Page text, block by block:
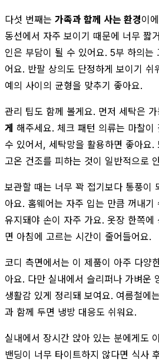
다섯 번째는 가족과 함께 사는 환경이
동선에서 자주 보이기 때문에 너무 짧
인은 부담이 될 수 있어요. 5부 하의는
어요. 반팔 상의도 단정하게 보이기
예의 사이의 균형을 맞추기 좋아요.
관리 팁도 함께 볼게요. 먼저 세탁은 가
게 해주세요. 체크 패턴 의류는 마찰이
수 있어서, 세탁망을 활용하면 좋아요
고온 건조를 피하는 것이 일반적으로
보관할 때는 너무 꽉 접기보다 통풍이
아요. 홈웨어는 자주 입는 만큼 꺼내기
유지돼야 손이 자주 가요. 옷장 한쪽에
면 아침에 고르는 시간이 줄어들어요.
코디 측면에서는 이 제품이 아주 다양
아요. 다만 실내에서 슬리퍼나 가벼운
생활감 있게 정리돼 보여요. 여름철에
과 함께 두면 냉방 대응도 쉬워요.
실내에서 장시간 앉아 있는 분에게도
밴딩이 너무 타이트하지 않다면 식사